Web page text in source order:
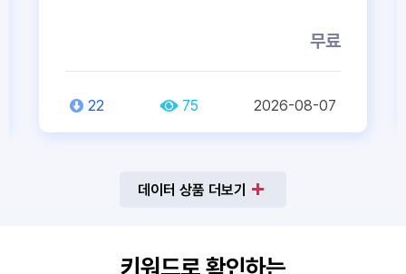
2026-08-07 109
데이터 상품 더보기
키워드로 확인하는